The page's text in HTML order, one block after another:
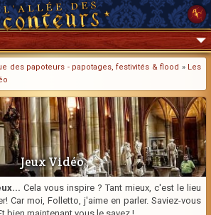
des papoteurs - papotages, festivités & flood » Les
Jeux Vidéo
Cela vous inspire ? Tant mieux, c'est le lieu
Car moi, Folletto, j'aime en parler. Saviez-vous